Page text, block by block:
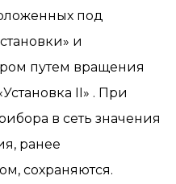
под
и
путем вращения
II» . При
в сеть значения
ранее
сохраняются.